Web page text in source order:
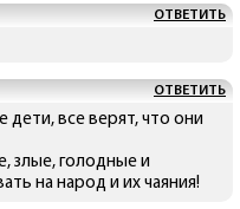
ОТВЕТИТЬ
ОТВЕТИТЬ
дети, все верят, что они
злые, голодные и
на народ и их чаяния!